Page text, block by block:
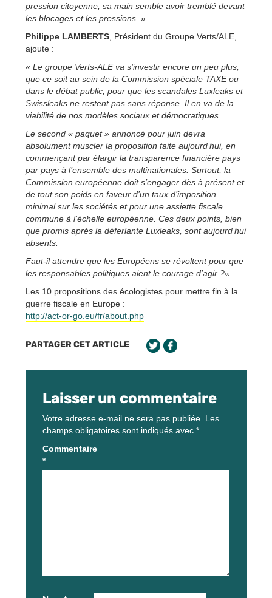
pression citoyenne, sa main semble avoir tremblé devant
les blocages et les pressions. »
Philippe LAMBERTS , Président du Groupe Verts/ALE,
ajoute :
« Le groupe Verts-ALE va s’investir encore un peu plus,
que ce soit au sein de la Commission spéciale TAXE ou
dans le débat public, pour que les scandales Luxleaks et
Swissleaks ne restent pas sans réponse. Il en va de la
viabilité de nos modèles sociaux et démocratiques.
Le second « paquet » annoncé pour juin devra
absolument muscler la proposition faite aujourd’hui, en
commençant par élargir la transparence financière pays
par pays à l’ensemble des multinationales. Surtout, la
Commission européenne doit s’engager dès à présent et
de tout son poids en faveur d’un taux d’imposition
minimal sur les sociétés et pour une assiette fiscale
commune à l’échelle européenne. Ces deux points, bien
que promis après la déferlante Luxleaks, sont aujourd’hui
absents.
Faut-il attendre que les Européens se révoltent pour que
les responsables politiques aient le courage d’agir ?«
Les 10 propositions des écologistes pour mettre fin à la
guerre fiscale en Europe :
http://act-or-go.eu/fr/about.php
PARTAGER CET ARTICLE
Laisser un commentaire
Votre adresse e-mail ne sera pas publiée. Les
champs obligatoires sont indiqués avec *
Commentaire
*